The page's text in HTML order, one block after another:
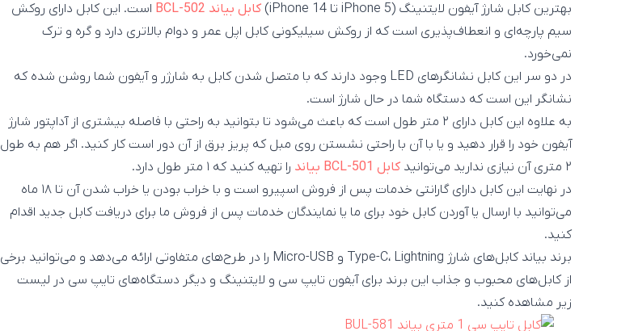
بهترین کابل شارژ آیفون لایتنینگ (iPhone 5 تا iPhone 14) کابل بیاند BCL-502
است. این کابل دارای روکش
سیم پارچه‌ای و انعطاف‌پذیری است که از روکش سیلیکونی کابل اپل عمر و دوام بالاتری دارد و گره و ترک
نمی‌خورد.
در دو سر این کابل نشانگر‌های LED وجود دارند که با متصل شدن کابل به شارژر و آیفون شما روشن شده که
نشانگر این است که دستگاه شما در حال شارژ است.
به علاوه این کابل دارای ۲ متر طول است که باعث می‌شود تا بتوانید به راحتی با فاصله بیشتری از آداپتور شارژ
آیفون خود را قرار دهید و یا با آن با راحتی نشستن روی مبل که پریز برق از آن دور است کار کنید. اگر هم به طول
۲ متری آن نیازی ندارید می‌توانید
کابل BCL-501 بیان د را تهیه کنید که ۱ متر طول دارد.
در نهایت این کابل دارای گارانتی خدمات پس از فروش اسپیرو است و با خراب بودن یا خراب شدن آن تا ۱۸ ماه
می‌توانید با ارسال یا آوردن کابل خود برای ما یا نمایندگان خدمات پس از فروش ما برای دریافت کابل جدید اقدام
کنید.
برند بیاند کابل‌های شارژ Type-C، Lightning و Micro-USB را در طرح‌های متفاوتی ارائه می‌دهد و می‌توانید برخی
از کابل‌های محبوب و جذاب این برند برای آیفون تایپ سی و لایتنینگ و دیگر دستگاه‌های تایپ سی در لیست
زیر مشاهده کنید.